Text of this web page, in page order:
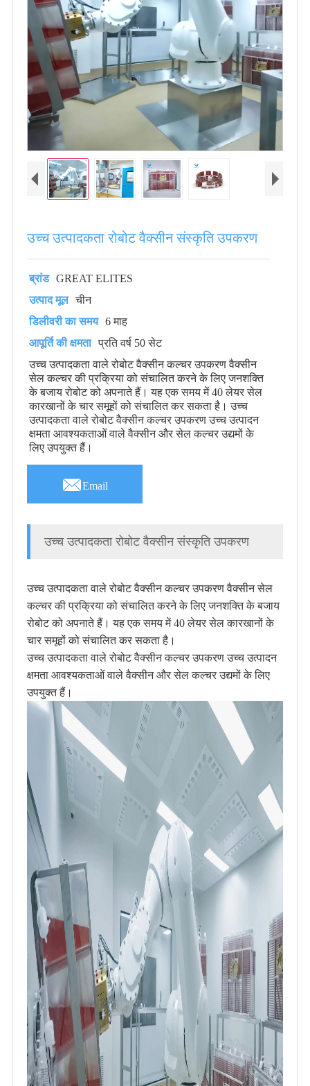
उच्च उत्पादकता रोबोट वैक्सीन संस्कृति उपकरण
ब्रांड GREAT ELITES
उत्पाद मूल चीन
डिलीवरी का समय 6 माह
आपूर्ति की क्षमता प्रति वर्ष 50 सेट
उच्च उत्पादकता वाले रोबोट वैक्सीन कल्चर उपकरण वैक्सीन
सेल कल्चर की प्रक्रिया को संचालित करने के लिए जनशक्ति
के बजाय रोबोट को अपनाते हैं। यह एक समय में 40 लेयर सेल
कारखानों के चार समूहों को संचालित कर सकता है। उच्च
उत्पादकता वाले रोबोट वैक्सीन कल्चर उपकरण उच्च उत्पादन
क्षमता आवश्यकताओं वाले वैक्सीन और सेल कल्चर उद्यमों के
लिए उपयुक्त हैं।
Email
उच्च उत्पादकता रोबोट वैक्सीन संस्कृति उपकरण
उच्च उत्पादकता वाले रोबोट वैक्सीन कल्चर उपकरण वैक्सीन सेल
कल्चर की प्रक्रिया को संचालित करने के लिए जनशक्ति के बजाय
रोबोट को अपनाते हैं। यह एक समय में 40 लेयर सेल कारखानों के
चार समूहों को संचालित कर सकता है।
उच्च उत्पादकता वाले रोबोट वैक्सीन कल्चर उपकरण उच्च उत्पादन
क्षमता आवश्यकताओं वाले वैक्सीन और सेल कल्चर उद्यमों के लिए
उपयुक्त हैं।